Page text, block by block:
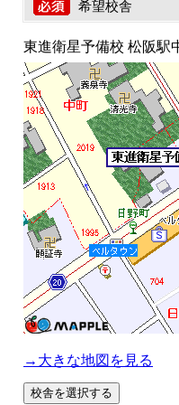
希望校舎
東進衛星予備校 松阪駅
→大きな地図を見る
校舎を選択する